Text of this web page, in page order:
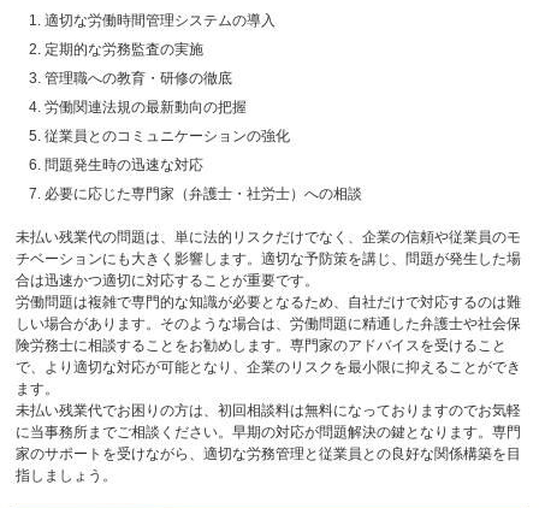
適切な労働時間管理システムの導入
定期的な労務監査の実施
管理職への教育・研修の徹底
労働関連法規の最新動向の把握
従業員とのコミュニケーションの強化
問題発生時の迅速な対応
必要に応じた専門家（弁護士・社労士）への相談
未払い残業代の問題は、単に法的リスクだけでなく、企業の信頼や従業員のモ
チベーションにも大きく影響します。適切な予防策を講じ、問題が発生した場
合は迅速かつ適切に対応することが重要です。
労働問題は複雑で専門的な知識が必要となるため、自社だけで対応するのは難
しい場合があります。そのような場合は、労働問題に精通した弁護士や社会保
険労務士に相談することをお勧めします。専門家のアドバイスを受けること
で、より適切な対応が可能となり、企業のリスクを最小限に抑えることができ
ます。
未払い残業代でお困りの方は、初回相談料は無料になっておりますのでお気軽
に当事務所までご相談ください。早期の対応が問題解決の鍵となります。専門
家のサポートを受けながら、適切な労務管理と従業員との良好な関係構築を目
指しましょう。